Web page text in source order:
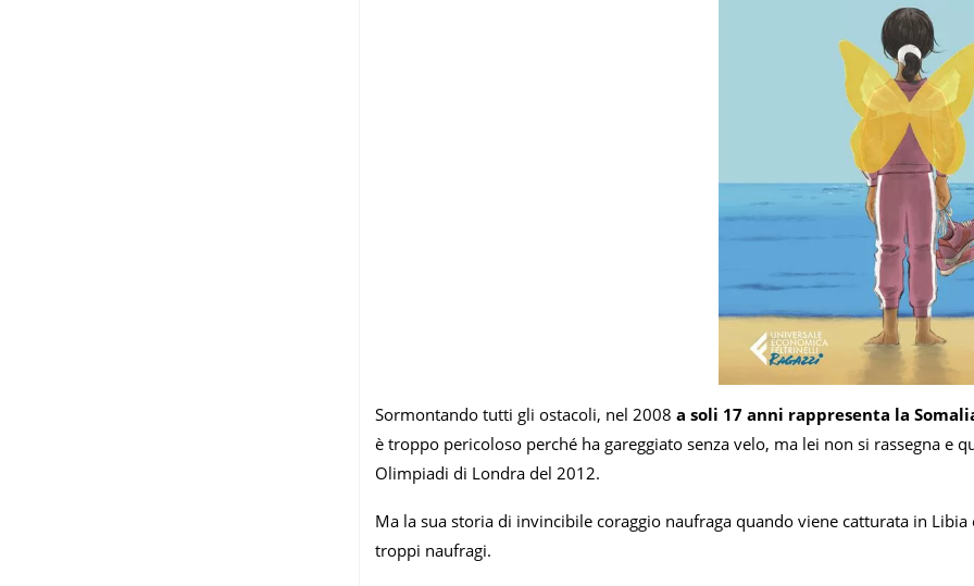
Sormontando tutti gli ostacoli, nel 2008 a soli 17 anni rappresenta la
è troppo pericoloso perché ha gareggiato senza velo, ma lei non si rassegna e
Olimpiadi di Londra del 2012.
Ma la sua storia di invincibile coraggio naufraga quando viene catturata in
troppi naufragi.